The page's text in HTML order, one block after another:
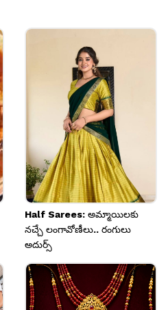
ఈ ట్రెడిషనల్ డిజైన్ లాంగ్
చాలా అందంగా ఉంటుంది. 20
Half Sarees: అమ్మాయిలకు
నచ్చే లంగావోణీలు.. రంగులు
అదుర్స్